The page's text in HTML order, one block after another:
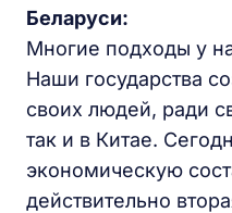
Беларуси:
Многие подходы у
Наши государства
своих людей, ради
так и в Китае.
экономическую
действительно